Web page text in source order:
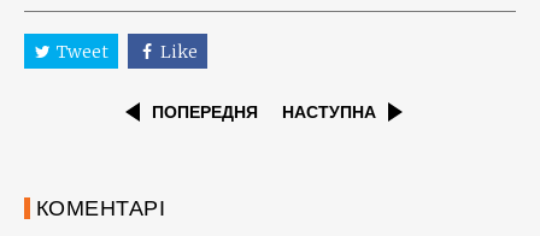
Tweet Like
ПОПЕРЕДНЯ НАСТУПНА
КОМЕНТАРІ